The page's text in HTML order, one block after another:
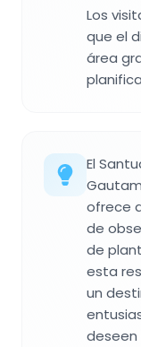
Los
que el
área
El
ofrece
de
de
esta
un
deseen